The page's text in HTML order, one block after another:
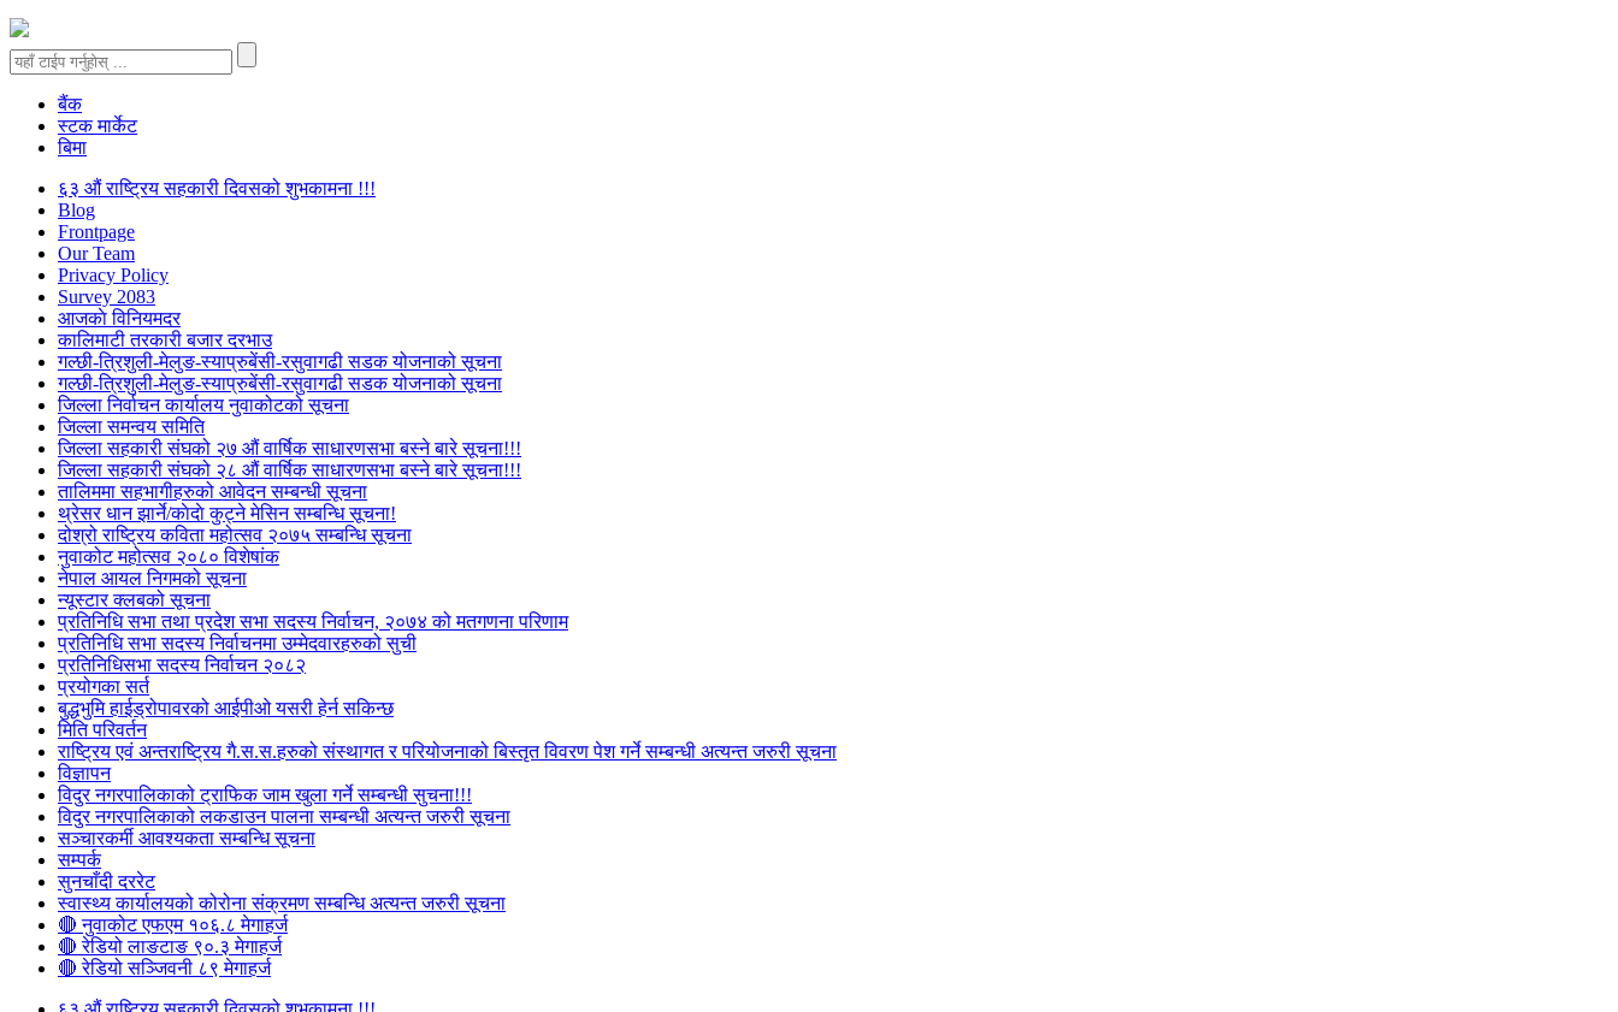
बैंक
स्टक मार्केट
बिमा
६३ औं राष्ट्रिय सहकारी दिवसको शुभकामना !!!
Blog
Frontpage
Our Team
Privacy Policy
Survey 2083
आजकाे विनियमदर
कालिमाटी तरकारी बजार दरभाउ
गल्छी-त्रिशुली-मेलुङ-स्याप्रुबेंसी-रसुवागढी सडक योजनाको सूचना
गल्छी-त्रिशुली-मेलुङ-स्याप्रुबेंसी-रसुवागढी सडक योजनाको सूचना
जिल्ला निर्वाचन कार्यालय नुवाकोटको सूचना
जिल्ला समन्वय समिति
जिल्ला सहकारी संघको २७ औं वार्षिक साधारणसभा बस्ने बारे सूचना!!!
जिल्ला सहकारी संघको २८ औं वार्षिक साधारणसभा बस्ने बारे सूचना!!!
तालिममा सहभागीहरुको आवेदन सम्बन्धी सूचना
थ्रेसर धान झार्ने/काेदाे कुट्ने मेसिन सम्बन्धि सूचना!
दोश्रो राष्ट्रिय कविता महोत्सव २०७५ सम्बन्धि सूचना
नुवाकोट महोत्सव २०८० विशेषांक
नेपाल आयल निगमको सूचना
न्यूस्टार क्लबको सूचना
प्रतिनिधि सभा तथा प्रदेश सभा सदस्य निर्वाचन, २०७४ को मतगणना परिणाम
प्रतिनिधि सभा सदस्य निर्वाचनमा उम्मेदवारहरुको सुची
प्रतिनिधिसभा सदस्य निर्वाचन २०८२
प्रयोगका सर्त
बुद्धभुमि हाईड्रोपावरको आईपीओ यसरी हेर्न सकिन्छ
मिति परिवर्तन
राष्ट्रिय एवं अन्तराष्ट्रिय गै.स.स.हरुको संस्थागत र परियोजनाको बिस्तृत विवरण पेश गर्ने सम्बन्धी अत्यन्त जरुरी सूचना
विज्ञापन
विदुर नगरपालिकाको ट्राफिक जाम खुला गर्ने सम्बन्धी सुचना!!!
विदुर नगरपालिकाको लकडाउन पालना सम्बन्धी अत्यन्त जरुरी सूचना
सञ्चारकर्मी आवश्यकता सम्बन्धि सूचना
सम्पर्क
सुनचाँदी दररेट
स्वास्थ्य कार्यालयको कोरोना संक्रमण सम्बन्धि अत्यन्त जरुरी सूचना
🔴 नुवाकोट एफएम १०६.८ मेगाहर्ज
🔴 रेडियो लाङटाङ ९०.३ मेगाहर्ज
🔴 रेडियो सञ्जिवनी ८९ मेगाहर्ज